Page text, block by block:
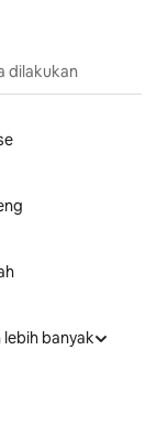
dilakukan
banyak